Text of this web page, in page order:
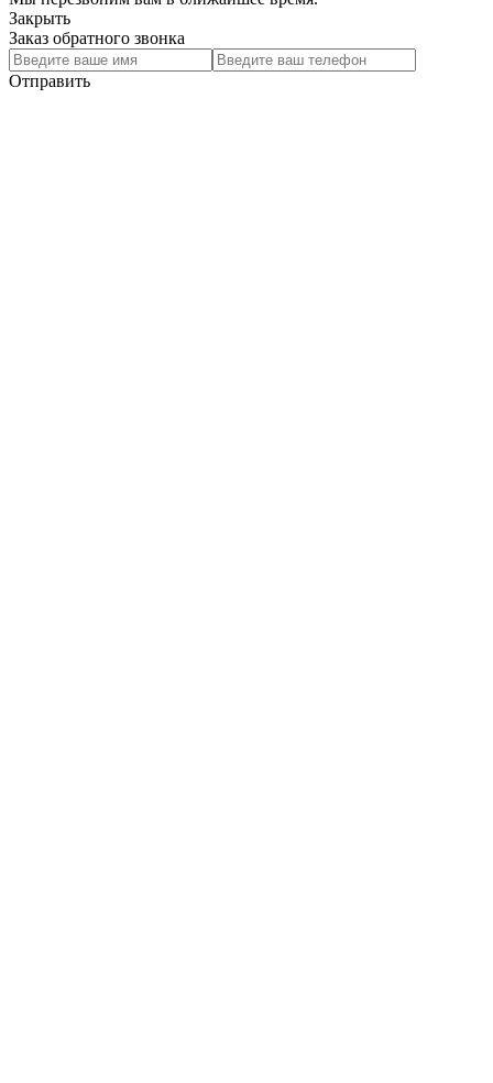
Закрыть
Заказ обратного звонка
Отправить